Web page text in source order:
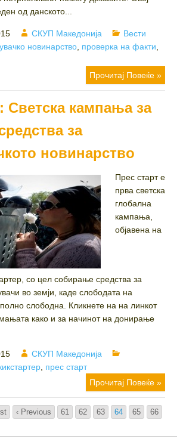
од данското...
Author
СКУП Македонија Categories
Вести
новинарство проверка на факти
Прочитај Повеќе »
Светска кампања за
за
новинарство
Прес старт е
прва светска
глобална
кампања,
објавена на
со цел собирање средства за
во земји, каде слободата на
слободна. Кликнете на на линкот
како и за начинот на донирање
Author
СКУП Македонија
прес старт
Прочитај Повеќе »
‹ Previous 61 62 63 64 65
66